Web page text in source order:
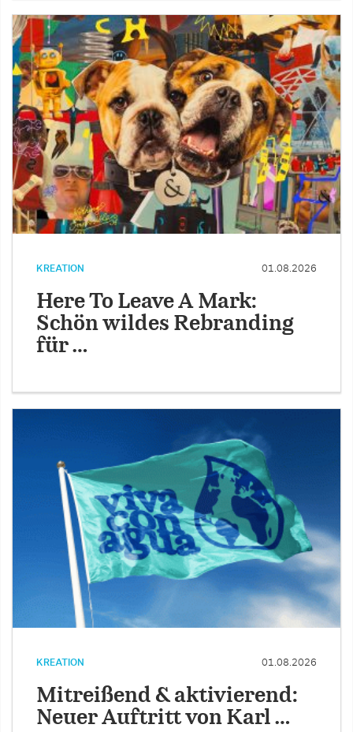
KREATION 01.08.2026
Here To Leave A Mark:
Schön wildes Rebranding
für …
KREATION 01.08.2026
Mitreißend & aktivierend:
Neuer Auftritt von Karl …